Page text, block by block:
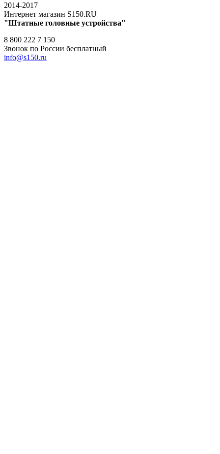
2014-2017
Интернет магазин S150.RU
"Штатные головные устройства"
8 800 222 7 150
Звонок по России бесплатный
info@s150.ru